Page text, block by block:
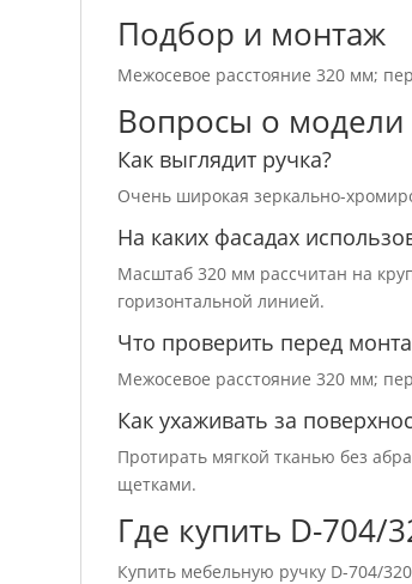
Подбор и монтаж
Межосевое расстояние 320 мм;
Вопросы о модели
Как выглядит ручка?
Очень широкая зеркально-
На каких фасадах
Масштаб 320 мм рассчитан на
горизонтальной линией.
Что проверить перед
Межосевое расстояние 320 мм;
Как ухаживать за
Протирать мягкой тканью без
щетками.
Где купить D-704/
Купить мебельную ручку D-704/